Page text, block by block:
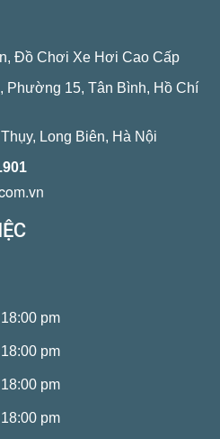
Đồ Chơi Xe Hơi Cao Cấp
Phường 15, Tân Bình, Hồ Chí
Long Biên, Hà Nội
pm
pm
pm
pm